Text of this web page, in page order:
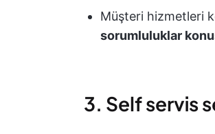
Müşteri hizmetleri
sorumluluklar
3. Self servis